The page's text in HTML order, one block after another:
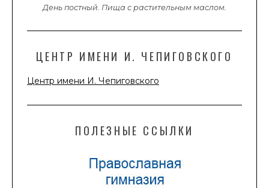
День постный. Пища с растительным маслом.
ЦЕНТР ИМЕНИ И. ЧЕПИГОВСКОГО
Центр имени И. Чепиговского
ПОЛЕЗНЫЕ ССЫЛКИ